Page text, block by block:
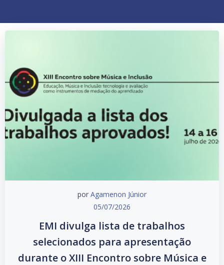
por Agamenon Júnior
05/07/2026
EMI divulga lista de trabalhos
selecionados para apresentação
durante o XIII Encontro sobre Música e